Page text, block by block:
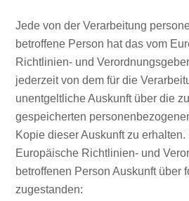
Jede von der Verarbeitung
betroffene Person hat das vom
Richtlinien- und
jederzeit von dem für die
unentgeltliche Auskunft über die
gespeicherten
Kopie dieser Auskunft zu erhalten.
Europäische Richtlinien- und
betroffenen Person Auskunft über
zugestanden: